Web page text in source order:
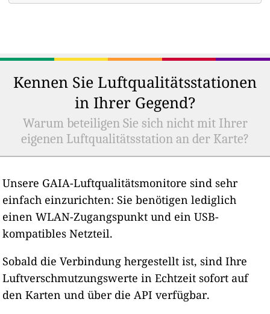
Kennen Sie Luftqualitätsstationen
in Ihrer Gegend?
Warum beteiligen Sie sich nicht mit Ihrer
eigenen Luftqualitätsstation an der Karte?
Unsere GAIA-Luftqualitätsmonitore sind sehr
einfach einzurichten: Sie benötigen lediglich
einen WLAN-Zugangspunkt und ein USB-
kompatibles Netzteil.
Sobald die Verbindung hergestellt ist, sind Ihre
Luftverschmutzungswerte in Echtzeit sofort auf
den Karten und über die API verfügbar.